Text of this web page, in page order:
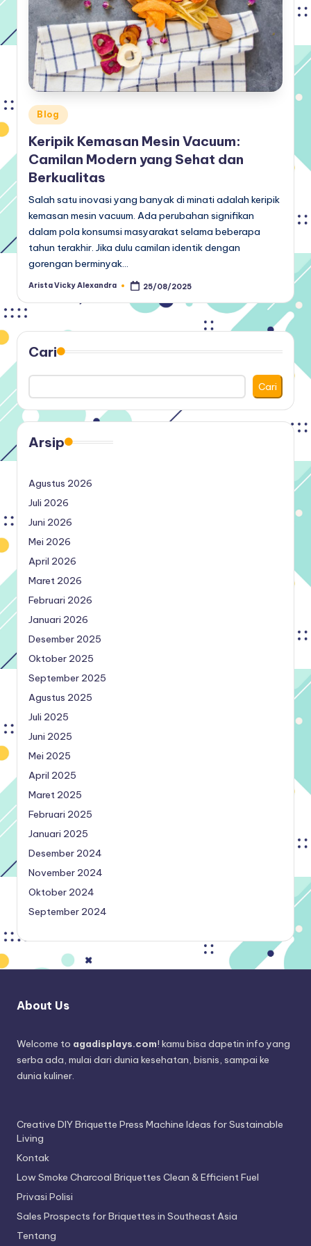
Posted
Blog
Keripik Kemasan Mesin Vacuum:
Camilan Modern yang Sehat dan
Berkualitas
Salah satu inovasi yang banyak di minati adalah keripik
kemasan mesin vacuum. Ada perubahan signifikan
dalam pola konsumsi masyarakat selama beberapa
tahun terakhir. Jika dulu camilan identik dengan
gorengan berminyak…
Posted
Arista Vicky Alexandra 25/08/2025
Cari
Cari
Arsip
Agustus 2026
Juli 2026
Juni 2026
Mei 2026
April 2026
Maret 2026
Februari 2026
Januari 2026
Desember 2025
Oktober 2025
September 2025
Agustus 2025
Juli 2025
Juni 2025
Mei 2025
April 2025
Maret 2025
Februari 2025
Januari 2025
Desember 2024
November 2024
Oktober 2024
September 2024
About Us
Welcome to agadisplays.com! kamu bisa dapetin info yang
serba ada, mulai dari dunia kesehatan, bisnis, sampai ke
dunia kuliner.
Creative DIY Briquette Press Machine Ideas for Sustainable
Living
Kontak
Low Smoke Charcoal Briquettes Clean & Efficient Fuel
Privasi Polisi
Sales Prospects for Briquettes in Southeast Asia
Tentang